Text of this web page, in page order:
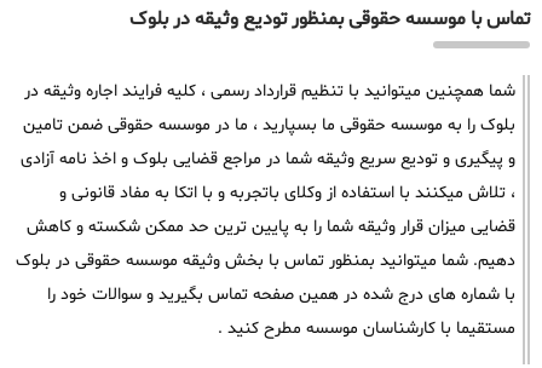
تماس با موسسه حقوقی بمنظور تودیع وثیقه در بلوک
شما همچنین میتوانید با تنظیم قرارداد رسمی ، کلیه فرایند اجاره وثیقه در
بلوک را به موسسه حقوقی ما بسپارید ، ما در موسسه حقوقی ضمن تامین
و پیگیری و تودیع سریع وثیقه شما در مراجع قضایی بلوک و اخذ نامه آزادی
، تلاش میکنند با استفاده از وکلای باتجربه و با اتکا به مفاد قانونی و
قضایی میزان قرار وثیقه شما را به پایین ترین حد ممکن شکسته و کاهش
دهیم. شما میتوانید بمنظور تماس با بخش وثیقه موسسه حقوقی در بلوک
با شماره های درج شده در همین صفحه تماس بگیرید و سوالات خود را
مستقیما با کارشناسان موسسه مطرح کنید .